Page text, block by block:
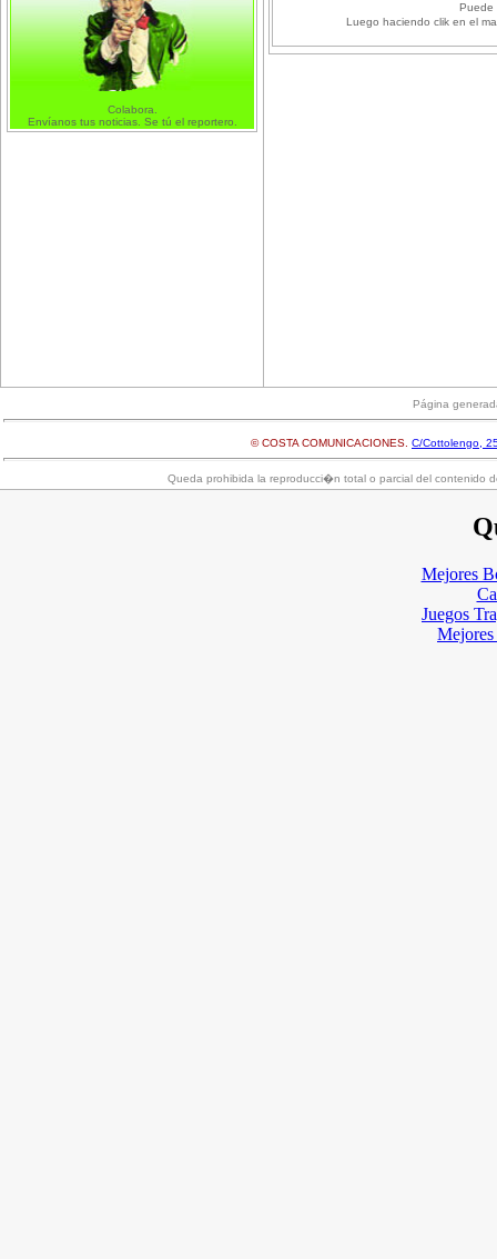
Colabora.
Envíanos tus noticias. Se tú el reportero.
Puede
Luego haciendo clik en el
Página
© COSTA COMUNICACIONES. C/Cottolengo,
Queda prohibida la reproducci�n total o parcial del contenido
Mejores
Juegos